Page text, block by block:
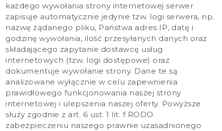
każdego wywołania strony internetowej serwer
zapisuje automatycznie jedynie tzw. logi serwera, np.
nazwę żądanego pliku, Państwa adres IP, datę i
godzinę wywołania, ilość przesyłanych danych oraz
składającego zapytanie dostawcę usług
internetowych (tzw. logi dostępowe) oraz
dokumentuje wywołanie strony. Dane te są
analizowane wyłącznie w celu zapewnienia
prawidłowego funkcjonowania naszej strony
internetowej i ulepszenia naszej oferty. Powyższe
służy zgodnie z art. 6 ust. 1 lit. f RODO
zabezpieczeniu naszego prawnie uzasadnionego